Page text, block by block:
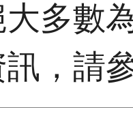
多數
，請